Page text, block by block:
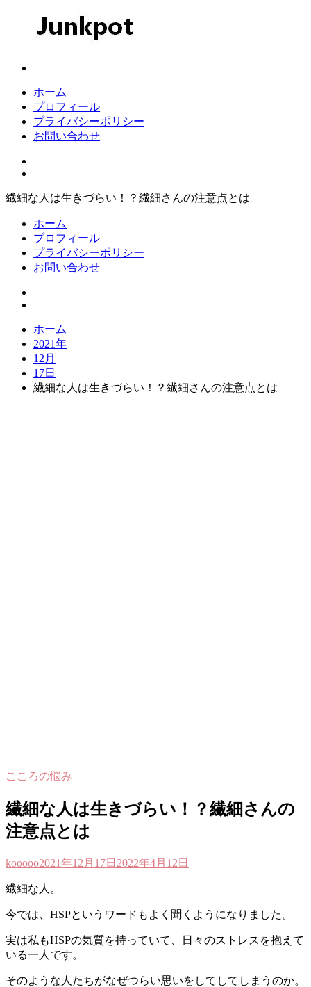
Junkpot
ホーム
プロフィール
プライバシーポリシー
お問い合わせ
繊細な人は生きづらい！？繊細さんの注意点とは
ホーム
プロフィール
プライバシーポリシー
お問い合わせ
ホーム
2021年
12月
17日
繊細な人は生きづらい！？繊細さんの注意点とは
こころの悩み
繊細な人は生きづらい！？繊細さんの
注意点とは
kooooo2021年12月17日 2022年4月12日
繊細な人。
今では、HSPというワードもよく聞くようになりました。
実は私もHSPの気質を持っていて、日々のストレスを抱えて
いる一人です。
そのような人たちがなぜつらい思いをしてしてしまうのか。